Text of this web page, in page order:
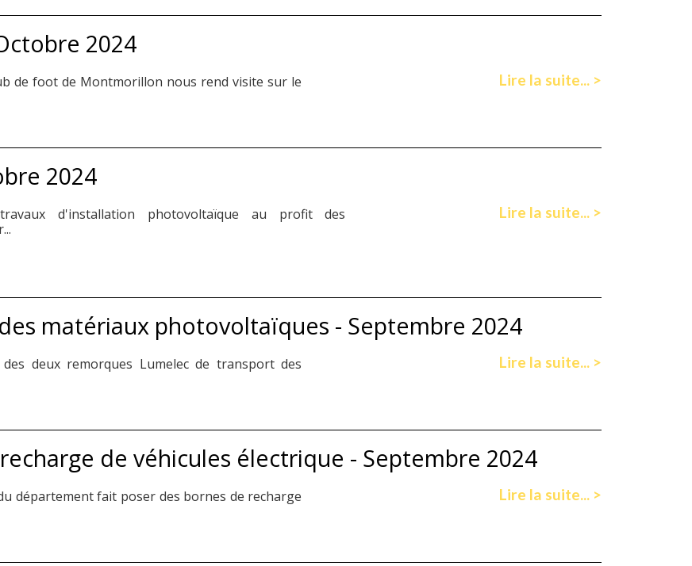
2024
de foot de Montmorillon nous rend visite sur le
Lire la suite... >
2024
d'installation photovoltaïque au profit des
Lire la suite... >
matériaux photovoltaïques - Septembre 2024
deux remorques Lumelec de transport des
Lire la suite... >
de véhicules électrique - Septembre 2024
département fait poser des bornes de recharge
Lire la suite... >